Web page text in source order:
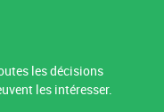
les décisions
les intéresser.